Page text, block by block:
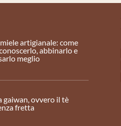
artigianale: come
abbinarlo e
meglio
gaiwan, ovvero il tè
fretta